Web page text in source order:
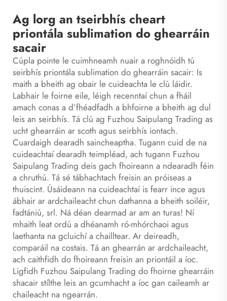
Ag lorg an tseirbhís cheart
priontála sublimation do ghearráin
sacair
Cúpla pointe le cuimhneamh nuair a roghnóidh tú
seirbhís priontála sublimation do ghearráin sacair: Is
maith a bheith ag obair le cuideachta le clú láidir.
Labhair le foirne eile, léigh recenntaí chun a fháil
amach conas a d’fhéadfadh a bhfoirne a bheith ag dul
leis an seirbhís. Tá clú ag Fuzhou Saipulang Trading as
ucht ghearráin ar scoth agus seirbhís iontach.
Cuardaigh dearadh saincheaptha. Tugann cuid de na
cuideachtaí dearadh teimpléad, ach tugann Fuzhou
Saipulang Trading deis gach fhoireann a ndearadh féin
a chruthú. Tá sé tábhachtach freisin an próiseas a
thuiscint. Úsáideann na cuideachtaí is fearr ince agus
ábhair ar ardchaileacht chun dathanna a bheith soiléir,
fadtániú, srl. Ná déan dearmad ar am an turas! Ní
mhaith leat ordú a dhéanamh ró-mhórchaoi agus
laethanta na gcluichí a chailltear. Ar deireadh,
comparáil na costais. Tá an ghearrán ar ardchaileacht,
ach caithfidh do fhoireann freisin an priontáil a íoc.
Ligfidh Fuzhou Saipulang Trading do fhoirne ghearráin
shacair stílthe leis an gcumhacht a íoc gan caileamh ar
chaileacht na ngearrán.